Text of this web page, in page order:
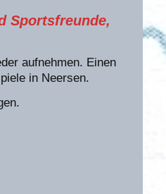
Sportsfreunde,
aufnehmen. Einen
in Neersen.